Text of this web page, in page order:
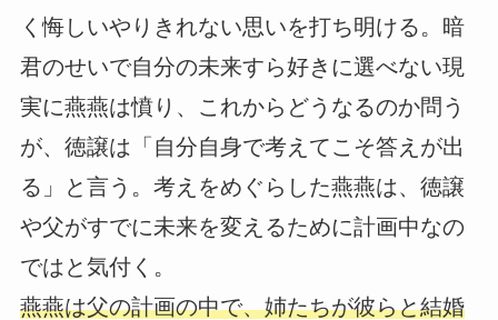
く悔しいやりきれない思いを打ち明ける。暗
君のせいで自分の未来すら好きに選べない現
実に燕燕は憤り、これからどうなるのか問う
が、徳譲は「自分自身で考えてこそ答えが出
る」と言う。考えをめぐらした燕燕は、徳譲
や父がすでに未来を変えるために計画中なの
ではと気付く。
燕燕は父の計画の中で、姉たちが彼らと結婚